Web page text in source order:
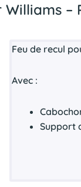
–
Feu de recul
Avec :
Support